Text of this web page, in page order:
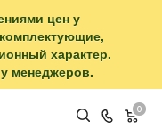
цен у
характер.
менеджеров.
0